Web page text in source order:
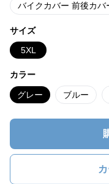
バイクカバー 前後カ
サイズ
5XL
カラー
グレー ブルー